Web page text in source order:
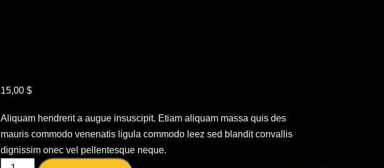
15,00 $
Aliquam hendrerit a augue insuscipit. Etiam aliquam massa quis des
mauris commodo venenatis ligula commodo leez sed blandit convallis
dignissim onec vel pellentesque neque.